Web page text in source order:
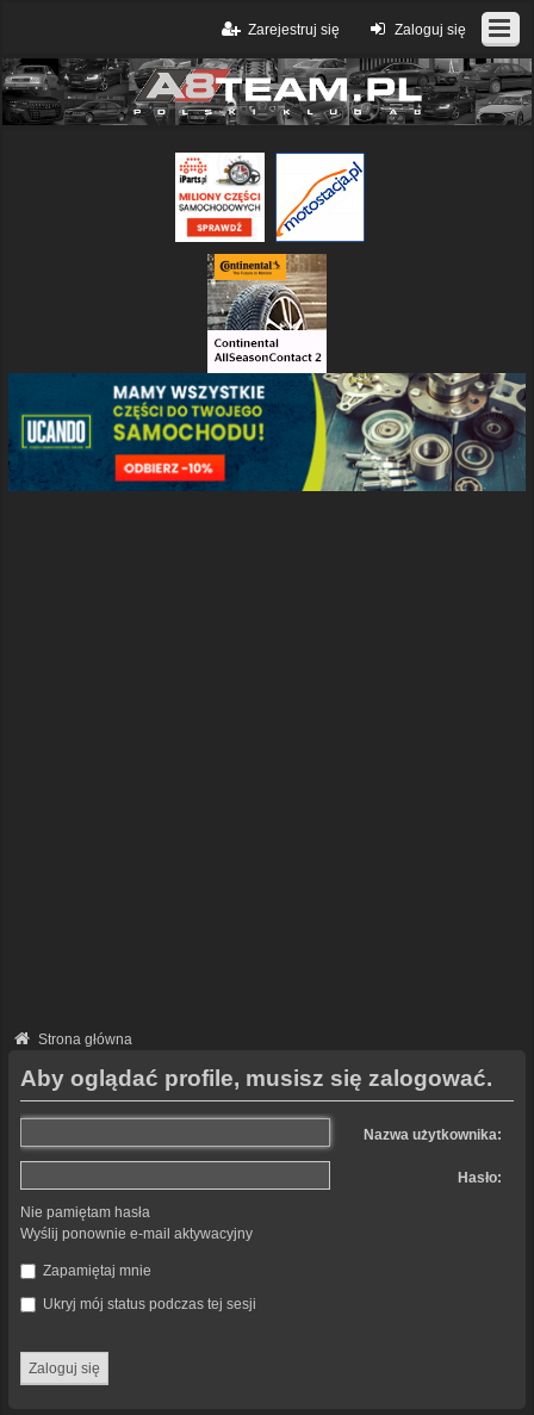
Zaloguj się
Zarejestruj się
Strona główna
Aby oglądać profile, musisz się zalogować.
Nazwa użytkownika:
Hasło:
Nie pamiętam hasła
Wyślij ponownie e-mail aktywacyjny
Zapamiętaj mnie
Ukryj mój status podczas tej sesji